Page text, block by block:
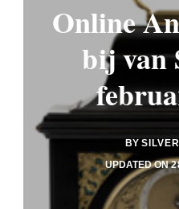
Online
bij van
BY
UPDATED ON